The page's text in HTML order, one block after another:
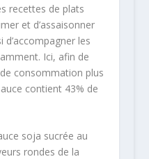
recettes de plats
et d’assaisonner
les
Ici, afin de
consommation plus
contient 43% de
soja sucrée au
rondes de la